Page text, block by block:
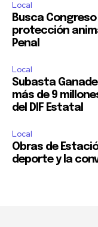
Local
Busca
protección
Penal
Local
Subasta
más de 9
del DIF Estatal
Local
Obras de
deporte y la